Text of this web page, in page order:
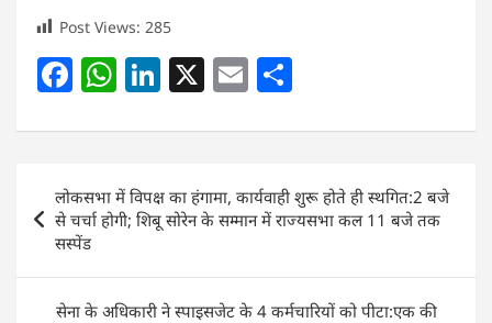
Post Views: 285
F
c
e
b
o
o
W
at
s
A
p
Li
k
e
dI
X E
ai
l
ar
e
Post
navigation
लोकसभा में विपक्ष का हंगामा, कार्यवाही शुरू होते ही स्थगित:2 बजे
से चर्चा होगी; शिबू सोरेन के सम्मान में राज्यसभा कल 11 बजे तक
सस्पेंड
सेना के अधिकारी ने स्पाइसजेट के 4 कर्मचारियों को पीटा:एक की